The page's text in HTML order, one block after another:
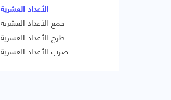
الأعداد العشرية
جمع الأعداد العشرية
طرح الأعداد العشرية
ضرب الأعداد العشريةSignaler une erreur